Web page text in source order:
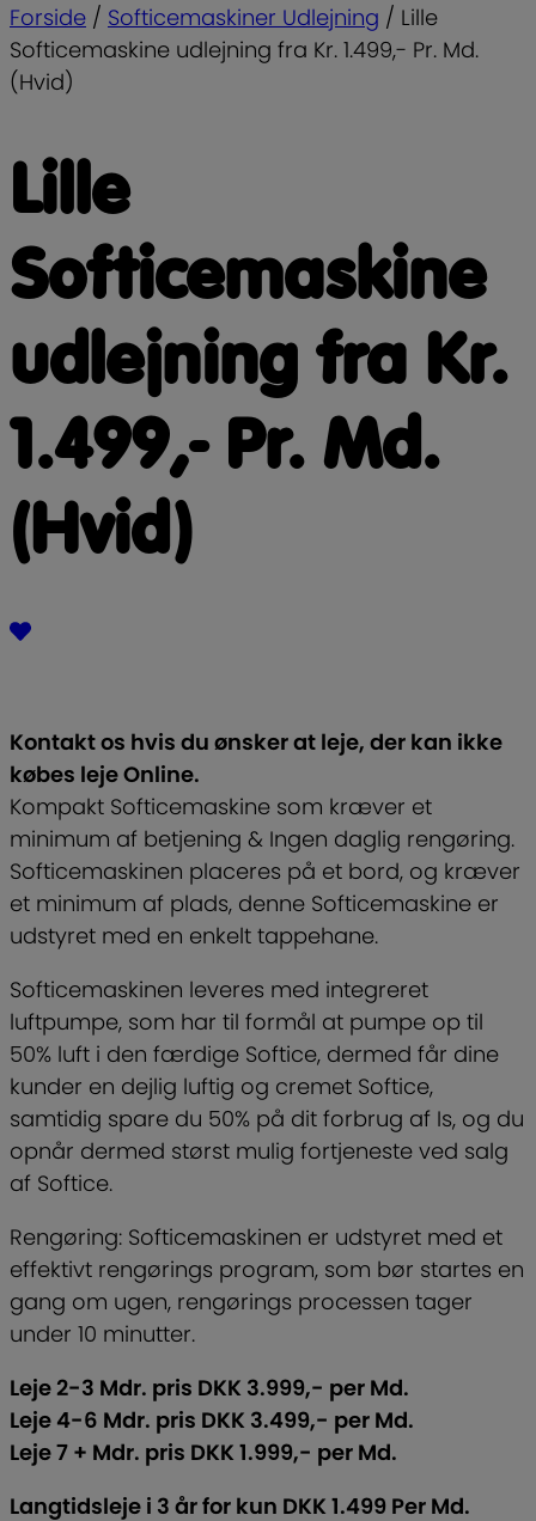
Forside / Softicemaskiner Udlejning / Lille
Softicemaskine udlejning fra Kr. 1.499,- Pr. Md.
(Hvid)
Lille
Softicemaskine
udlejning fra Kr.
1.499,- Pr. Md.
(Hvid)
Kontakt os hvis du ønsker at leje, der kan ikke
købes leje Online.
Kompakt Softicemaskine som kræver et
minimum af betjening & Ingen daglig rengøring.
Softicemaskinen placeres på et bord, og kræver
et minimum af plads, denne Softicemaskine er
udstyret med en enkelt tappehane.
Softicemaskinen leveres med integreret
luftpumpe, som har til formål at pumpe op til
50% luft i den færdige Softice, dermed får dine
kunder en dejlig luftig og cremet Softice,
samtidig spare du 50% på dit forbrug af Is, og du
opnår dermed størst mulig fortjeneste ved salg
af Softice.
Rengøring: Softicemaskinen er udstyret med et
effektivt rengørings program, som bør startes en
gang om ugen, rengørings processen tager
under 10 minutter.
Leje 2-3 Mdr. pris DKK 3.999,- per Md.
Leje 4-6 Mdr. pris DKK 3.499,- per Md.
Leje 7 + Mdr. pris DKK 1.999,- per Md.
Langtidsleje i 3 år for kun DKK 1.499 Per Md.